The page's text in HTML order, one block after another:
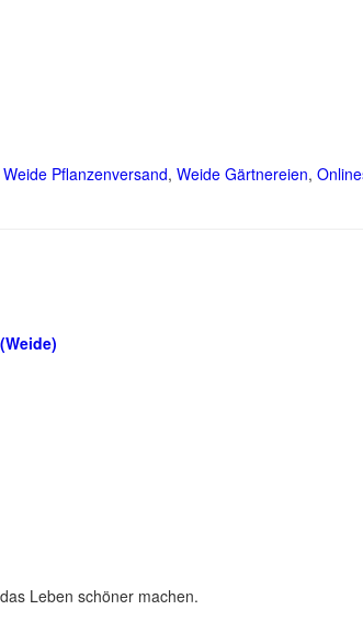
Weide Pflanzenversand, Weide Gärtnereien,
Leben schöner machen.